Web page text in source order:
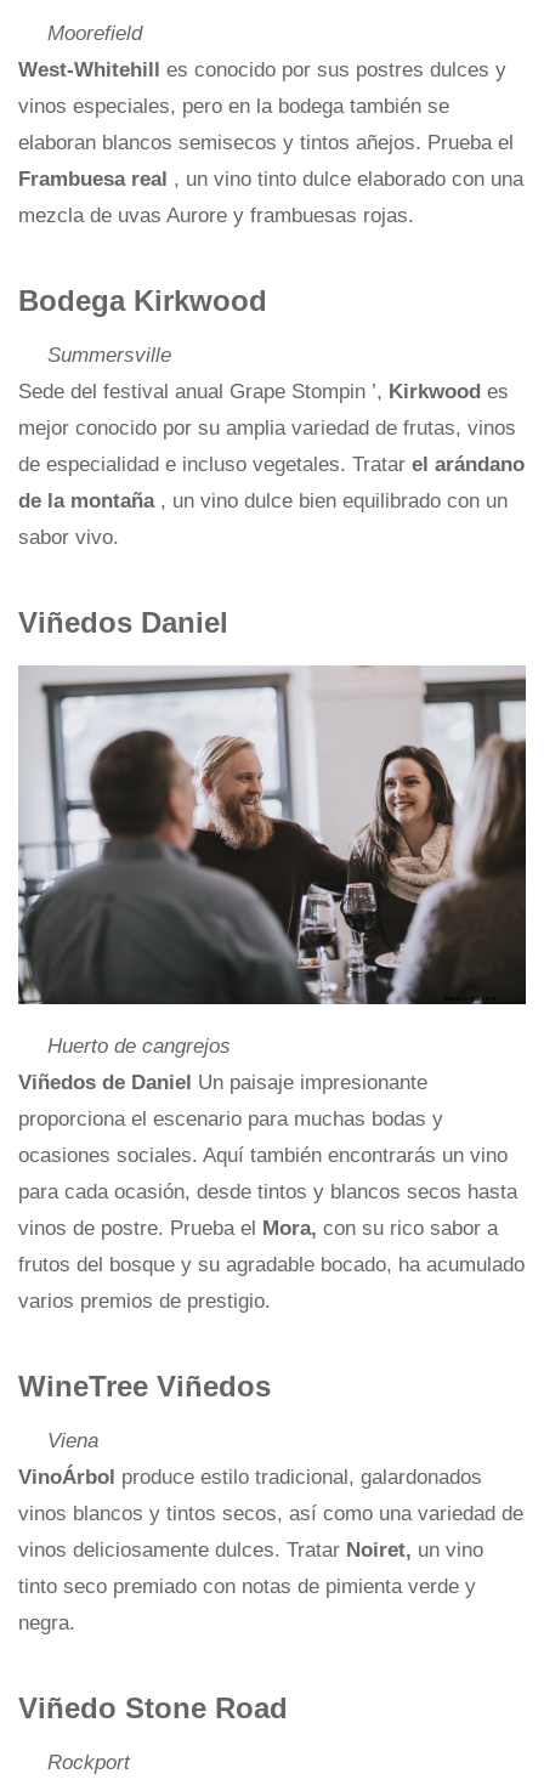
Moorefield
West-Whitehill es conocido por sus postres dulces y
vinos especiales, pero en la bodega también se
elaboran blancos semisecos y tintos añejos. Prueba el
Frambuesa real , un vino tinto dulce elaborado con una
mezcla de uvas Aurore y frambuesas rojas.
Bodega Kirkwood
Summersville
Sede del festival anual Grape Stompin ’, Kirkwood es
mejor conocido por su amplia variedad de frutas, vinos
de especialidad e incluso vegetales. Tratar el arándano
de la montaña , un vino dulce bien equilibrado con un
sabor vivo.
Viñedos Daniel
Huerto de cangrejos
Viñedos de Daniel Un paisaje impresionante
proporciona el escenario para muchas bodas y
ocasiones sociales. Aquí también encontrarás un vino
para cada ocasión, desde tintos y blancos secos hasta
vinos de postre. Prueba el Mora, con su rico sabor a
frutos del bosque y su agradable bocado, ha acumulado
varios premios de prestigio.
WineTree Viñedos
Viena
VinoÁrbol produce estilo tradicional, galardonados
vinos blancos y tintos secos, así como una variedad de
vinos deliciosamente dulces. Tratar Noiret, un vino
tinto seco premiado con notas de pimienta verde y
negra.
Viñedo Stone Road
Rockport